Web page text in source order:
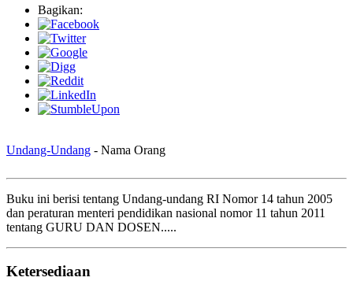
Bagikan:
Undang-Undang - Nama Orang
Buku ini berisi tentang Undang-undang RI Nomor 14 tahun 2005
dan peraturan menteri pendidikan nasional nomor 11 tahun 2011
tentang GURU DAN DOSEN.....
Ketersediaan